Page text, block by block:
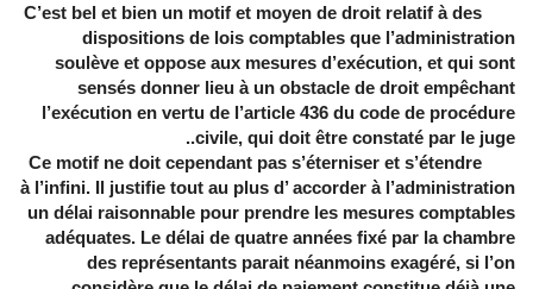
C’est bel et bien un motif et moyen de droit relatif à des
dispositions de lois comptables que l’administration
soulève et oppose aux mesures d’exécution, et qui sont
sensés donner lieu à un obstacle de droit empêchant
l’exécution en vertu de l’article 436 du code de procédure
civile, qui doit être constaté par le juge..
Ce motif ne doit cependant pas s’éterniser et s’étendre
à l’infini. Il justifie tout au plus d’ accorder à l’administration
un délai raisonnable pour prendre les mesures comptables
adéquates. Le délai de quatre années fixé par la chambre
des représentants parait néanmoins exagéré, si l’on